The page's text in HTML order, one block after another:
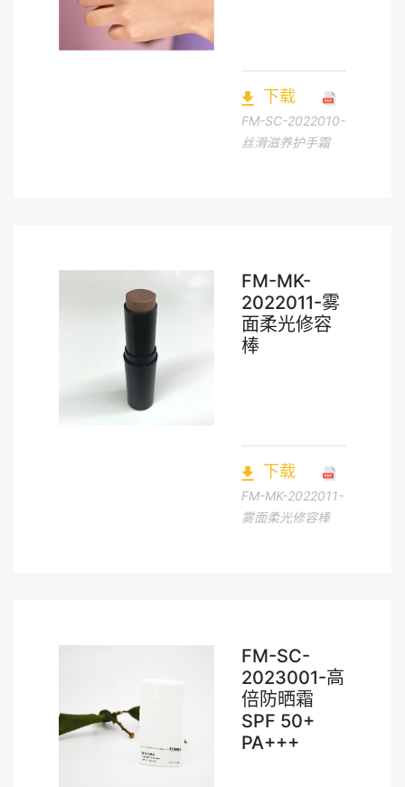
下载
FM-SC-2022010-
丝滑滋养护手霜
FM-MK-
2022011-雾
面柔光修容
棒
下载
FM-MK-2022011-
雾面柔光修容棒
FM-SC-
2023001-高
倍防晒霜
SPF 50+
PA+++